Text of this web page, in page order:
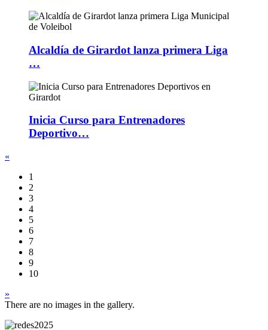
Alcaldía de Girardot lanza primera Liga
…
Inicia Curso para Entrenadores
Deportivo…
«
1
2
3
4
5
6
7
8
9
10
»
There are no images in the gallery.